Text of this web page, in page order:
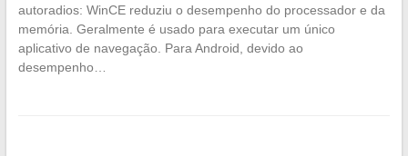
autoradios: WinCE reduziu o desempenho do processador e da
memória. Geralmente é usado para executar um único
aplicativo de navegação. Para Android, devido ao
desempenho…